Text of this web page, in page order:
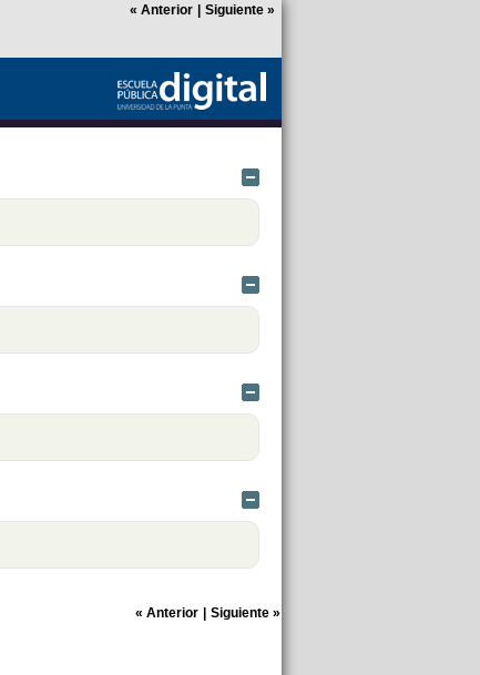
« Anterior Siguiente»
« Anterior Siguiente»